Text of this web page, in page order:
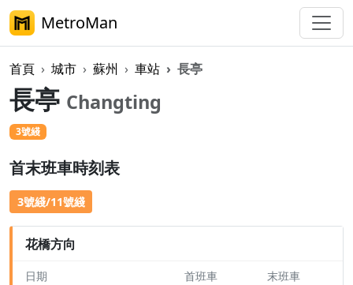
MetroMan
首頁 城市 蘇州 車站 長亭
長亭 Changting
3號綫
首末班車時刻表
3號綫/11號綫
花橋方向
日期 首班車 末班車